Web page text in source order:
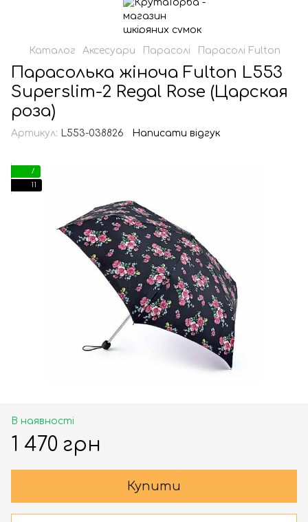
Каталог Аксесуари Парасолі Парасолі Fulton
Парасолька жіноча Fulton L553
Superslim-2 Regal Rose (Царская
роза)
Артикул: L553-038826 Написати відгук
7
11
В наявності
1 470 грн
Купити